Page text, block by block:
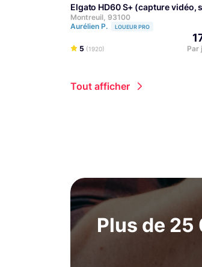
Elgato HD60 S+ (capture vidéo,
Montreuil, 93100
Aurélien P.
LOUEUR PRO
5 (1920) Par
Tout afficher
Plus de